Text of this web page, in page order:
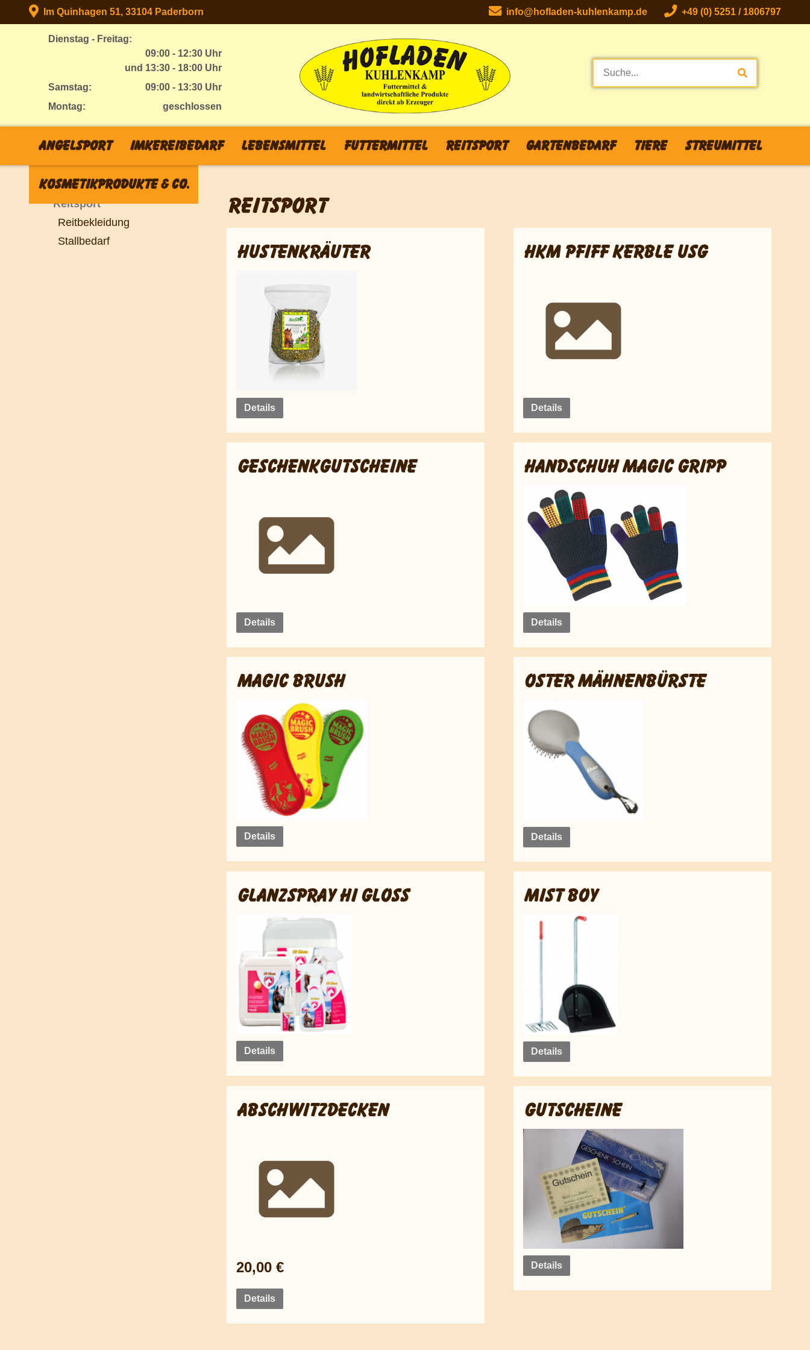
Im Quinhagen 51, 33104 Paderborn info@hofladen-kuhlenkamp.de +49 (0) 5251 / 1806797
Dienstag - Freitag:
09:00 - 12:30 Uhr
und 13:30 - 18:00 Uhr
Samstag:
09:00 - 13:30 Uhr
Montag:
geschlossen
Angelsport Imkereibedarf Lebensmittel Futtermittel Reitsport Gartenbedarf Tiere Streumittel
Kosmetikprodukte & Co.
Reitsport
Reitbekleidung
Stallbedarf
REITSPORT
HUSTENKRÄUTER
Details
HKM PFIFF KERBLE USG
Details
GESCHENKGUTSCHEINE
Details
HANDSCHUH MAGIC GRIPP
Details
MAGIC BRUSH
Details
OSTER MÄHNENBÜRSTE
Details
GLANZSPRAY HI GLOSS
Details
MIST BOY
Details
ABSCHWITZDECKEN
20,00 €
Details
GUTSCHEINE
Details